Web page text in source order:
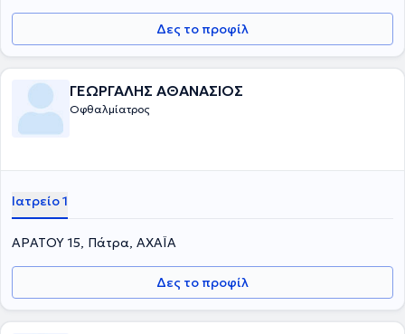
Δες το προφίλ
ΓΕΩΡΓΑΛΗΣ ΑΘΑΝΑΣΙΟΣ
Οφθαλμίατρος
Ιατρείο 1
ΑΡΑΤΟΥ 15, Πάτρα, ΑΧΑΪΑ
Δες το προφίλ